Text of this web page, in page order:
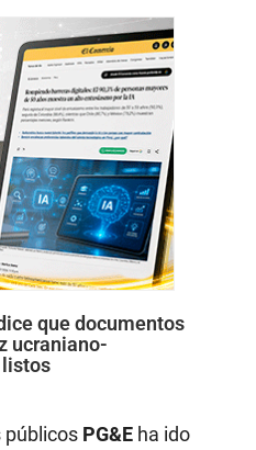
que documentos
ucraniano-
listos
públicos PG&E ha ido